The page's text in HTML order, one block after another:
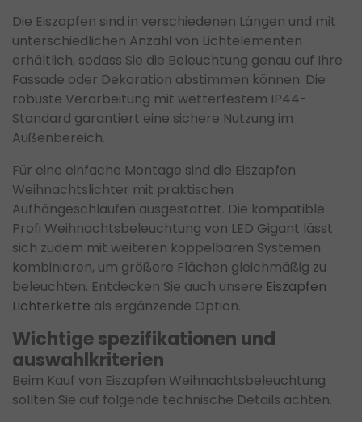
Die Eiszapfen sind in verschiedenen Längen und mit
unterschiedlichen Anzahl von Lichtelementen
erhältlich, sodass Sie die Beleuchtung genau auf Ihre
Fassade oder Dekoration abstimmen können. Die
robuste Verarbeitung mit wetterfestem IP44-
Standard garantiert eine sichere Nutzung im
Außenbereich.
Für eine einfache Montage sind die Eiszapfen
Weihnachtslichter mit praktischen
Aufhängeschlaufen ausgestattet. Die kompatible
Profi Weihnachtsbeleuchtung von LED Gigant lässt
sich zudem mit weiteren koppelbaren Systemen
kombinieren, um größere Flächen gleichmäßig zu
beleuchten. Entdecken Sie auch unsere Eiszapfen
Lichterkette als ergänzende Option.
Wichtige spezifikationen und
auswahlkriterien
Beim Kauf von Eiszapfen Weihnachtsbeleuchtung
sollten Sie auf folgende technische Details achten.